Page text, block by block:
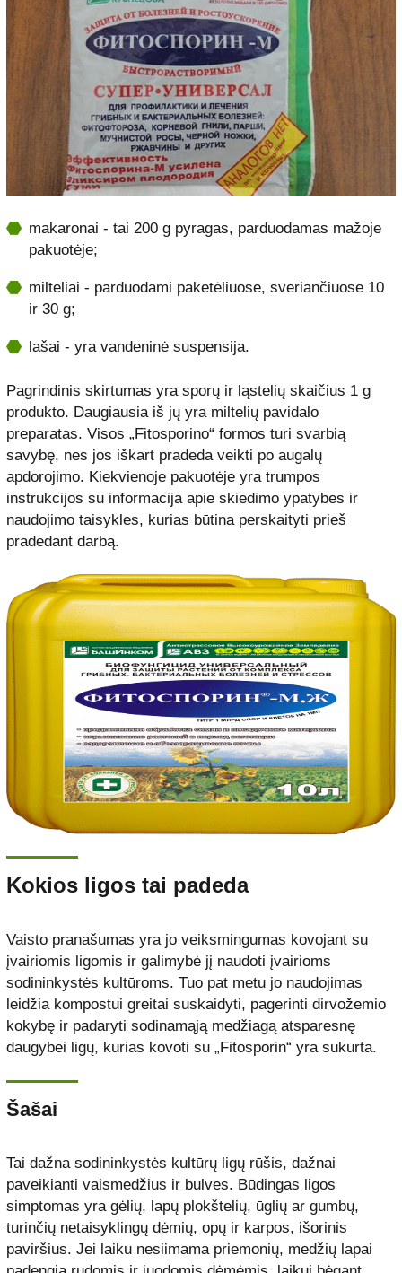
makaronai - tai 200 g pyragas, parduodamas mažoje
pakuotėje;
milteliai - parduodami paketėliuose, sveriančiuose 10
ir 30 g;
lašai - yra vandeninė suspensija.
Pagrindinis skirtumas yra sporų ir ląstelių skaičius 1 g
produkto. Daugiausia iš jų yra miltelių pavidalo
preparatas. Visos „Fitosporino“ formos turi svarbią
savybę, nes jos iškart pradeda veikti po augalų
apdorojimo. Kiekvienoje pakuotėje yra trumpos
instrukcijos su informacija apie skiedimo ypatybes ir
naudojimo taisykles, kurias būtina perskaityti prieš
pradedant darbą.
Kokios ligos tai padeda
Vaisto pranašumas yra jo veiksmingumas kovojant su
įvairiomis ligomis ir galimybė jį naudoti įvairioms
sodininkystės kultūroms. Tuo pat metu jo naudojimas
leidžia kompostui greitai suskaidyti, pagerinti dirvožemio
kokybę ir padaryti sodinamąją medžiagą atsparesnę
daugybei ligų, kurias kovoti su „Fitosporin“ yra sukurta.
Šašai
Tai dažna sodininkystės kultūrų ligų rūšis, dažnai
paveikianti vaismedžius ir bulves. Būdingas ligos
simptomas yra gėlių, lapų plokštelių, ūglių ar gumbų,
turinčių netaisyklingų dėmių, opų ir karpos, išorinis
paviršius. Jei laiku nesiimama priemonių, medžių lapai